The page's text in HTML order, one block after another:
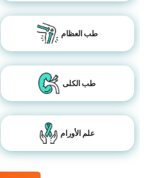
طب العظام
طب الكلى
علم الأورام